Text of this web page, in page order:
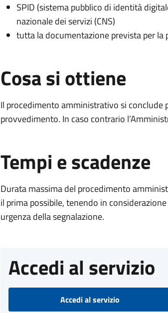
SPID (sistema pubblico di identità
nazionale dei servizi (CNS)
tutta la documentazione prevista per la
Cosa si ottiene
Il procedimento amministrativo si conclude
provvedimento. In caso contrario
Tempi e scadenze
Durata massima del procedimento
il prima possibile, tenendo in
urgenza della segnalazione.
Accedi al servizio
Accedi al servizio